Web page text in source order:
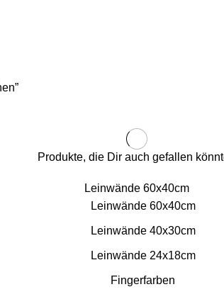
Produkte, die Dir auch gefallen
Leinwände 60x40cm
Leinwände 60x40cm
Leinwände 40x30cm
Leinwände 24x18cm
Fingerfarben